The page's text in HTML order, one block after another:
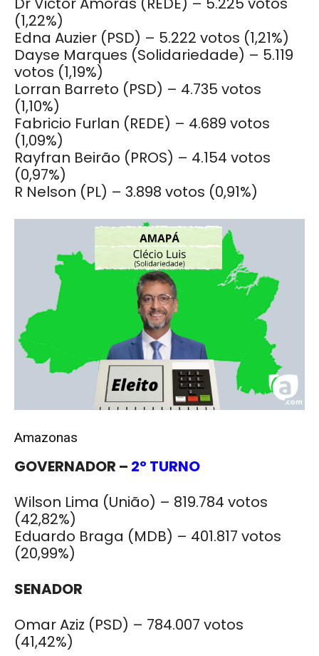
(1,22%)
Edna Auzier (PSD) – 5.222 votos (1,21%)
Dayse Marques (Solidariedade) – 5.119
votos (1,19%)
Lorran Barreto (PSD) – 4.735 votos
(1,10%)
Fabricio Furlan (REDE) – 4.689 votos
(1,09%)
Rayfran Beirão (PROS) – 4.154 votos
(0,97%)
R Nelson (PL) – 3.898 votos (0,91%)
Amazonas
GOVERNADOR – 2º TURNO
Wilson Lima (União) – 819.784 votos
(42,82%)
Eduardo Braga (MDB) – 401.817 votos
(20,99%)
SENADOR
Omar Aziz (PSD) – 784.007 votos
(41,42%)